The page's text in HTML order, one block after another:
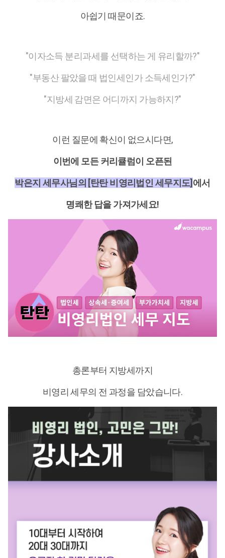
아쉽기 때문이죠.
"이자소득 분리과세를 선택하는 게 유리할까?"
"부동산 팔았을 때 법인세인가 소득세인가?"
"지방세 감면은 어디까지 가능하지?"
이런 질문에 확신이 없으시다면,
이번에 모든 커리큘럼이 오픈된
박은지 세무사님의 [탄탄 비영리법인 세무지도] 에서
명쾌한 답을 가져가세요!
총론부터 지방세까지
비영리 세무의 전 과정을 담았습니다.